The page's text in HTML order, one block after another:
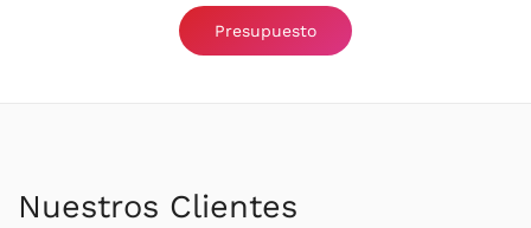
Presupuesto
Nuestros Clientes